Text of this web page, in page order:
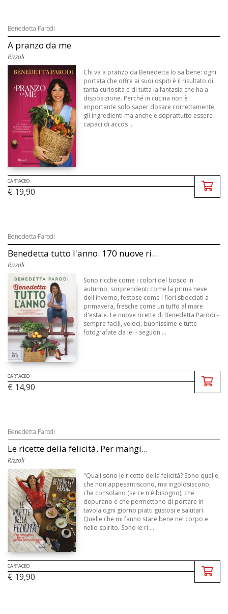
Benedetta Parodi
A pranzo da me
Rizzoli
Chi va a pranzo da Benedetta Io sa bene: ogni
portata che offre ai suoi ospiti è il risultato di
tanta curiosità e di tutta la fantasia che ha a
disposizione. Perché in cucina non è
importante solo saper dosare correttamente
gli ingredienti ma anche e soprattutto essere
capaci di accos ...
CARTACEO
€ 19,90
Benedetta Parodi
Benedetta tutto l'anno. 170 nuove ri...
Rizzoli
Sono ricche come i colori del bosco in
autunno, sorprendenti come la prima neve
dell'inverno, festose come i fiori sbocciati a
primavera, fresche come un tuffo al mare
d'estate. Le nuove ricette di Benedetta Parodi -
sempre facili, veloci, buonissime e tutte
fotografate da lei - seguon ...
CARTACEO
€ 14,90
Benedetta Parodi
Le ricette della felicità. Per mangi...
Rizzoli
"Quali sono le ricette della felicità? Sono quelle
che non appesantiscono, ma ingolosiscono,
che consolano (se ce n'è bisogno), che
depurano e che permettono di portare in
tavola ogni giorno piatti gustosi e salutari.
Quelle che mi fanno stare bene nel corpo e
nello spirito. Sono le ri ...
CARTACEO
€ 19,90